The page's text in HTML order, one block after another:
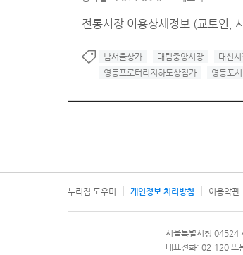
전통시장 이용상세정보 (교토연,
남서울상가 대림중앙시장 대신
영등포로터리지하도상점가
영등포
누리집 도우미 개인정보 처리방침 이용약관
문의 전화번호 120, 120 다산콜
서울특별시청 04524
대표전화: 02-120